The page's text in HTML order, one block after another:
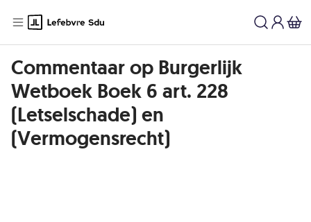
Commentaar op Burgerlijk
Wetboek Boek 6 art. 228
(Letselschade) en
(Vermogensrecht)